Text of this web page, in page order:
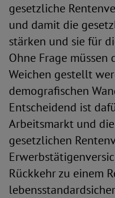
gesetzliche
und damit die
stärken und sie für
Ohne Frage
Weichen gestellt
demografischen
Entscheidend ist
Arbeitsmarkt und
gesetzlichen
Rückkehr zu einem